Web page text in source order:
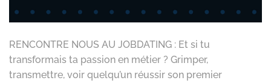
RENCONTRE NOUS AU JOBDATING : Et si tu
transformais ta passion en métier ? Grimper,
transmettre, voir quelqu’un réussir son premier